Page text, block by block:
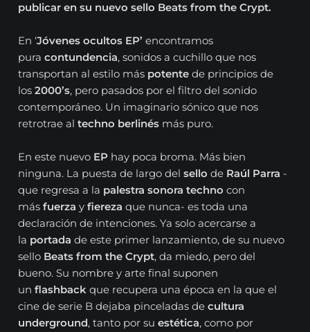
publicar en su nuevo sello Beats from the Crypt.
En ‘Jóvenes ocultos EP’ encontramos
puracontundencia, sonidos a cuchillo que nos
transportan al estilo más potente de principios de
los2000’s, pero pasados por el filtro del sonido
contemporáneo. Un imaginario sónico que nos
retrotrae altechno berlinés más puro.
En este nuevo EP hay poca broma. Más bien
ninguna. La puesta de largo delsello de Raúl Parra -
que regresa a la palestra sonora technocon
másfuerza yfiereza que nunca- es toda una
declaración de intenciones. Ya solo acercarse a
la portada de este primer lanzamiento, de su nuevo
sello Beats from the Crypt, da miedo, pero del
bueno. Su nombre y arte final suponen
unflashbackque recupera una época en la que el
cine de serie B dejaba pinceladas decultura
underground, tanto por suestética, como por